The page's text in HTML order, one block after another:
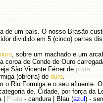
de um país. O nosso Brasão
dividido em 5 (cinco) partes
ouro, sobre um machado e um
coroa de Conde de Ouro
São Vicente Férrer de prata.
(obreira) de ouro.
o Rio Formiga e o seu afluente.
de. Cidade, por força da
| Prata - candura | Blau (azul ) -